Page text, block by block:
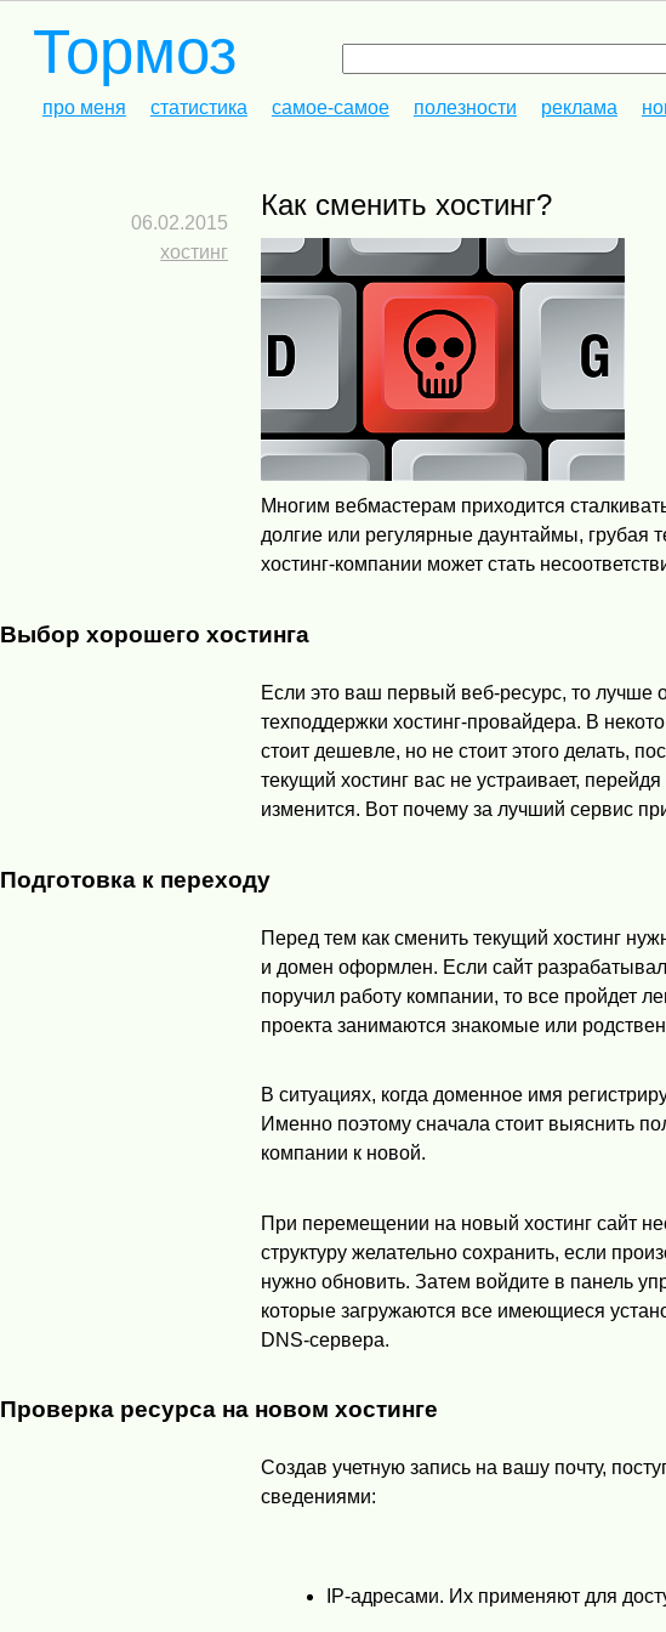
Тормоз
про меня статистика самое-самое полезности реклама
Как сменить хостинг?
06.02.2015
хостинг
Многим вебмастерам приходится
долгие или регулярные даунтаймы, грубая
хостинг-компании может стать
Выбор хорошего хостинга
Если это ваш первый веб-ресурс, то
техподдержки хостинг-провайдера. В
стоит дешевле, но не стоит этого делать,
текущий хостинг вас не устраивает,
изменится. Вот почему за лучший сервис
Подготовка к переходу
Перед тем как сменить текущий хостинг
и домен оформлен. Если сайт
поручил работу компании, то все пройдет
проекта занимаются знакомые или
В ситуациях, когда доменное имя
Именно поэтому сначала стоит выяснить
компании к новой.
При перемещении на новый хостинг сайт
структуру желательно сохранить, если
нужно обновить. Затем войдите в панель
которые загружаются все имеющиеся
DNS-сервера.
Проверка ресурса на новом хостинге
Создав учетную запись на вашу почту,
сведениями:
IP-адресами. Их применяют для